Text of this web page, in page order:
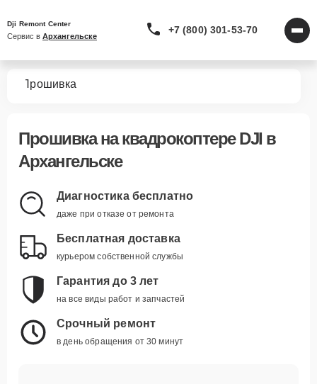
Dji Remont Center
Сервис в Архангельске
+7 (800) 301-53-70
Прошивка
Прошивкана квадрокоптере DJI в
Архангельске
Диагностика бесплатно
даже при отказе от ремонта
Бесплатная доставка
курьером собственной службы
Гарантия до 3 лет
на все виды работ и запчастей
Срочный ремонт
в день обращения от 30 минут